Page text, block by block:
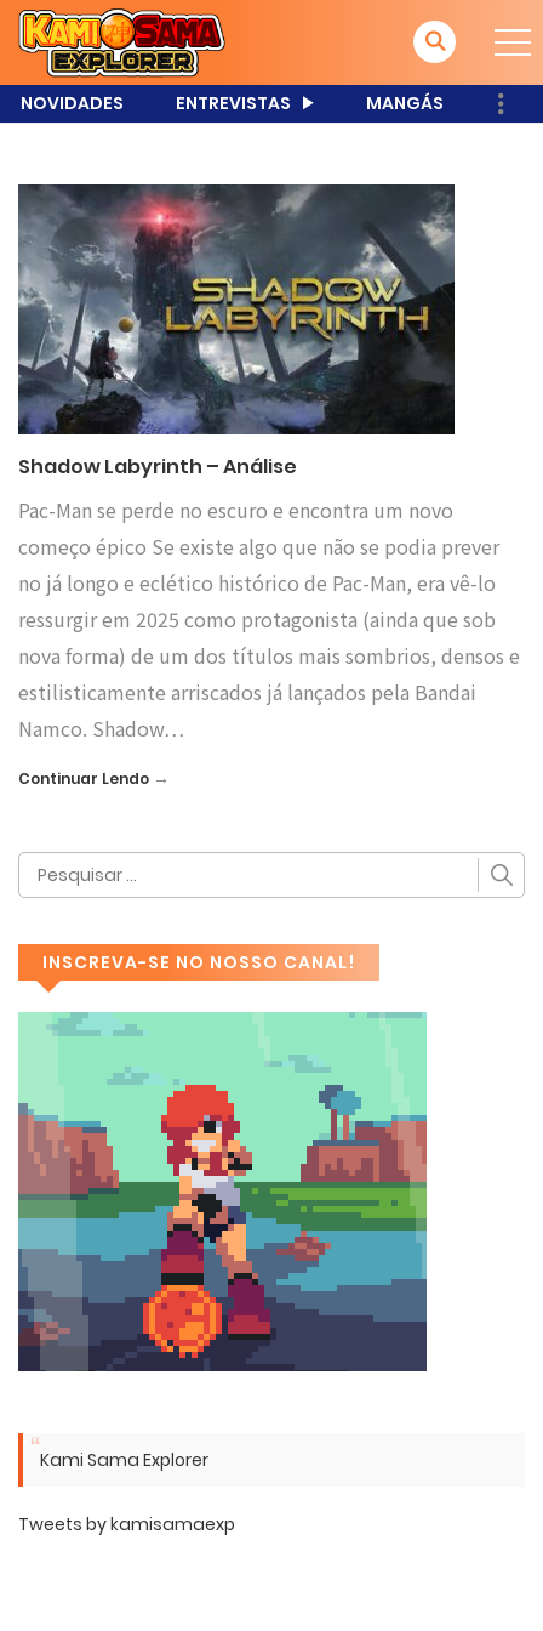
NOVIDADES ENTREVISTAS MANGÁS
Shadow Labyrinth – Análise
Pac-Man se perde no escuro e encontra um novo
começo épico Se existe algo que não se podia prever
no já longo e eclético histórico de Pac-Man, era vê-lo
ressurgir em 2025 como protagonista (ainda que sob
nova forma) de um dos títulos mais sombrios, densos e
estilisticamente arriscados já lançados pela Bandai
Namco. Shadow…
Continuar Lendo →
INSCREVA-SE NO NOSSO CANAL!
Kami Sama Explorer
Tweets by kamisamaexp